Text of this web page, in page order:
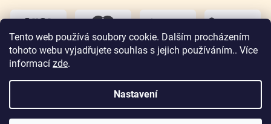
Tento web používá soubory cookie. Dalším procházením
tohoto webu vyjadřujete souhlas s jejich používáním.. Více
informací zde.
Nastavení
osobní
Copyright 2026Zlatnictví Jičín. Všechna práva